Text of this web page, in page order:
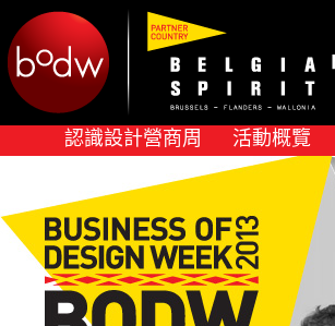
認識設計營商周 活動概覽